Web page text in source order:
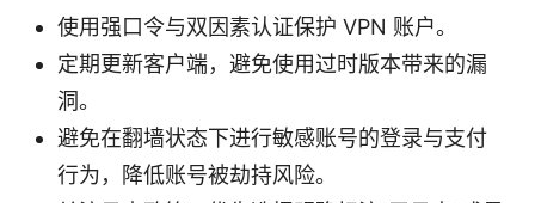
使用强口令与双因素认证保护 VPN 账户。
定期更新客户端，避免使用过时版本带来的漏
洞。
避免在翻墙状态下进行敏感账号的登录与支付
行为，降低账号被劫持风险。